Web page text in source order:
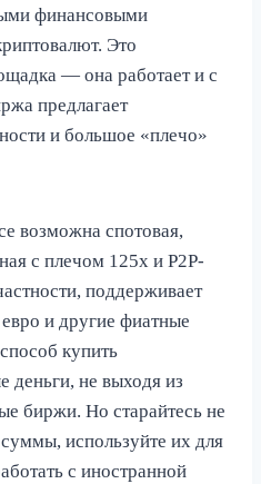
финансовыми
Это
— она работает и с
предлагает
и большое «плечо»
возможна спотовая,
с плечом 125х и P2P-
поддерживает
и другие фиатные
купить
деньги, не выходя из
биржи. Но старайтесь не
используйте их для
с иностранной